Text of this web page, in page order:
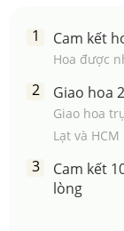
Cam kết
Hoa được
Giao hoa
Giao hoa
Lạt và HCM
Cam kết
lòng